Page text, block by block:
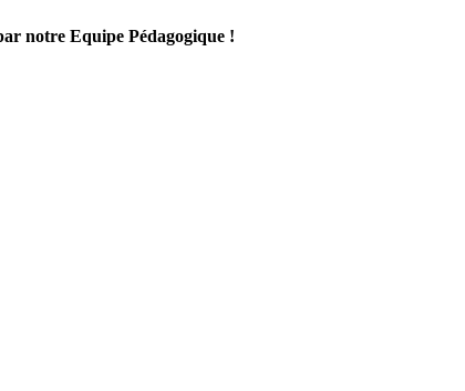
notre Equipe Pédagogique !